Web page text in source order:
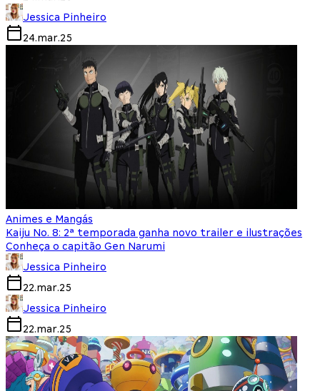
Jessica Pinheiro
24.mar.25
Animes e Mangás
Kaiju No. 8: 2ª temporada ganha novo trailer e ilustrações
Conheça o capitão Gen Narumi
Jessica Pinheiro
22.mar.25
Jessica Pinheiro
22.mar.25